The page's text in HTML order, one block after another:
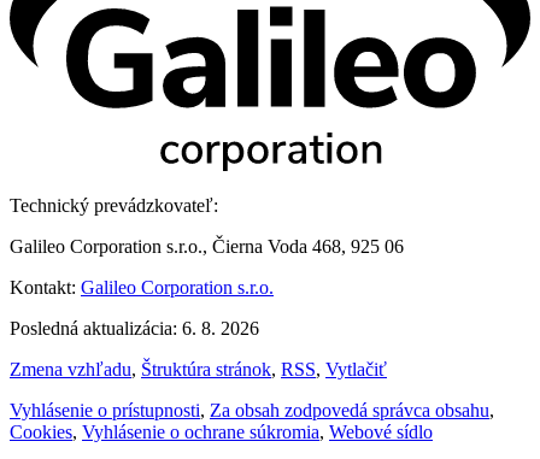
Technický prevádzkovateľ:
Galileo Corporation s.r.o., Čierna Voda 468, 925 06
Kontakt: Galileo Corporation s.r.o.
Posledná aktualizácia: 6. 8. 2026
Zmena vzhľadu, Štruktúra stránok, RSS, Vytlačiť
Vyhlásenie o prístupnosti, Za obsah zodpovedá správca obsahu,
Cookies, Vyhlásenie o ochrane súkromia, Webové sídlo